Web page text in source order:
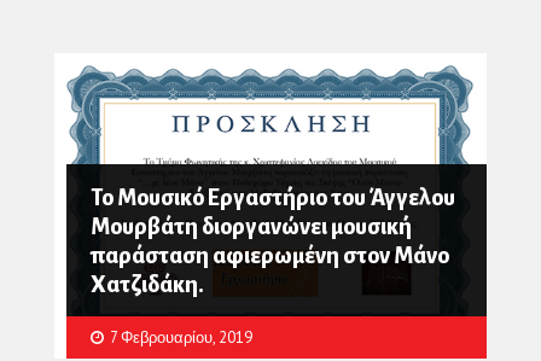
Το Μουσικό Εργαστήριο του Άγγελου
Μουρβάτη διοργανώνει μουσική
παράσταση αφιερωμένη στον Μάνο
Χατζιδάκη.
7 Φεβρουαρίου, 2019